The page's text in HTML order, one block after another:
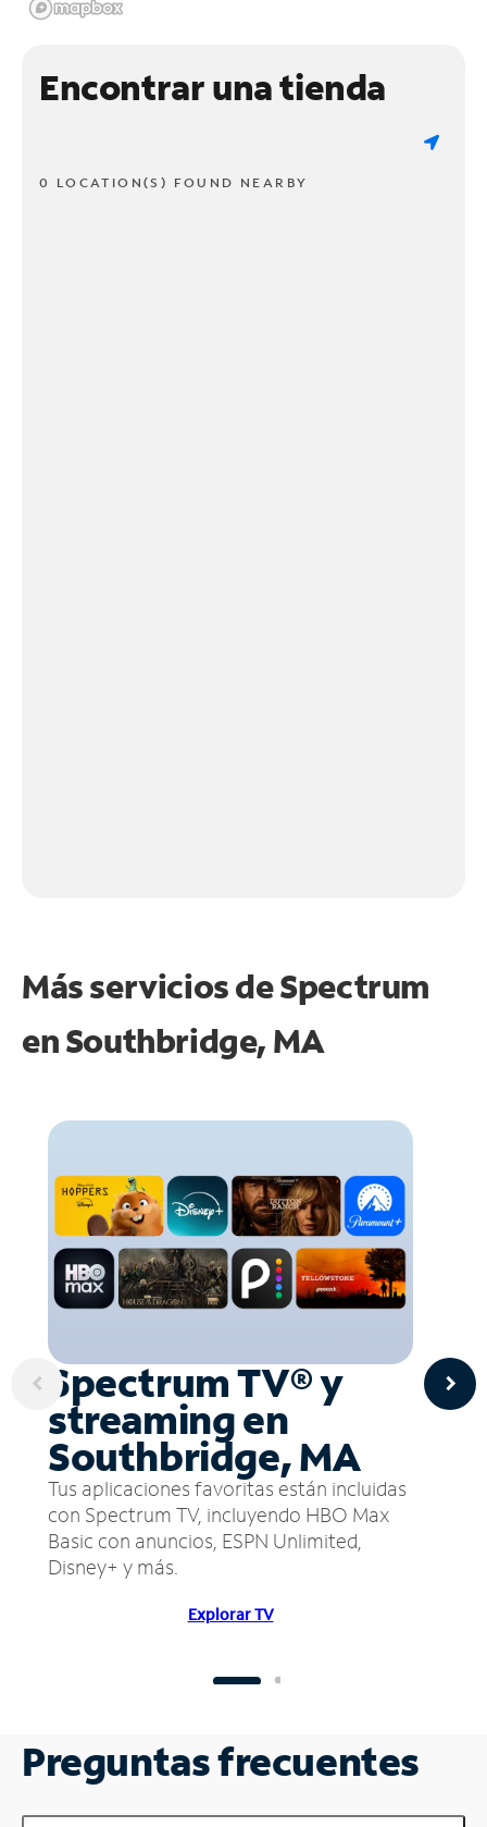
Encontrar una tienda
0 LOCATION(S) FOUND NEARBY
Más servicios de Spectrum
enSouthbridge, MA
Spectrum TV® y
streaming en
Southbridge, MA
Tus aplicaciones favoritas están incluidas
con Spectrum TV, incluyendo HBO Max
Basic con anuncios, ESPN Unlimited,
Disney+ y más.
Explorar TV
Preguntas frecuentes